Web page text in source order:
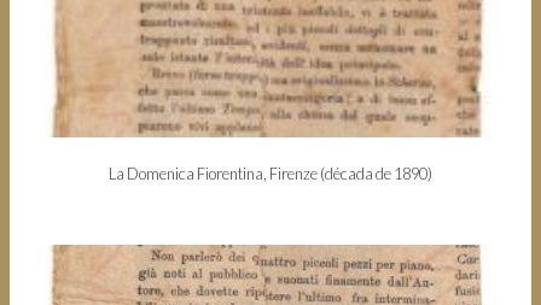
La Domenica Fiorentina, Firenze (década de 1890)